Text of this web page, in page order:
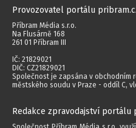
Provozovatel portálu
Příbram Média s.r.o.
Na Flusárně 168
261 01 Příbram III
IČ: 21829021
DIČ: CZ21829021
Společnost je zapsána v obchodním
městského soudu v Praze - oddíl C,
Redakce zpravodajství portálu